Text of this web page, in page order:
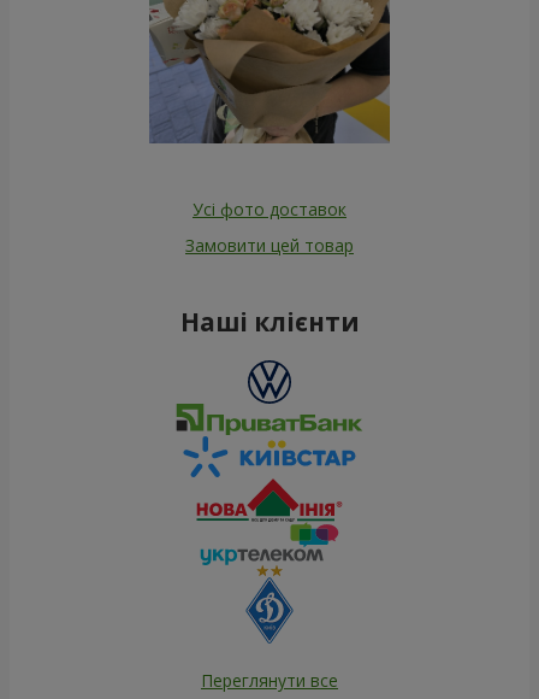
Усі фото доставок
Замовити цей товар
Наші клієнти
Переглянути все